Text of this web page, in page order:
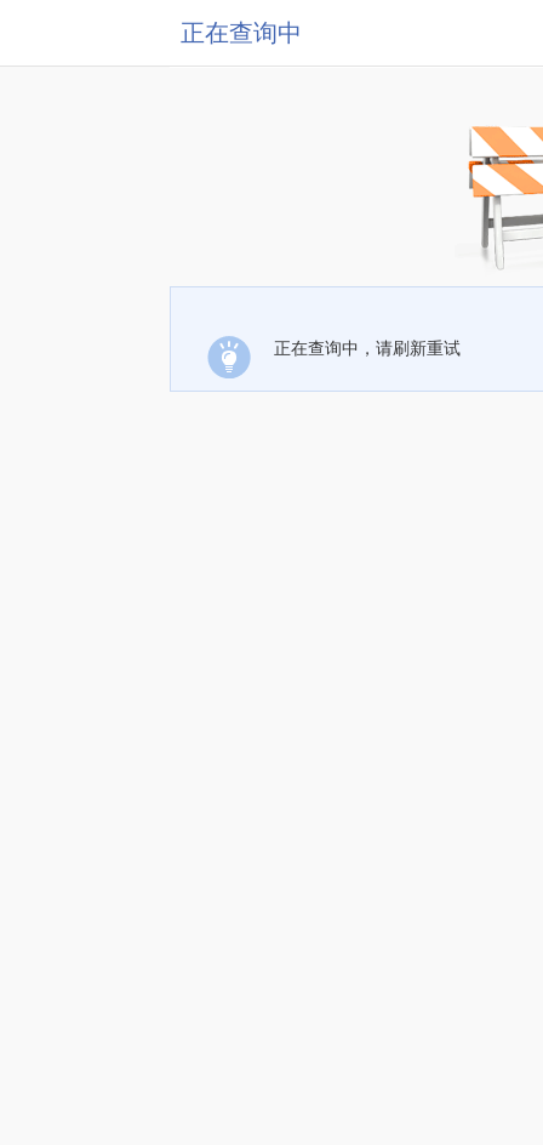
正在查询中
正在查询中，请刷新重试